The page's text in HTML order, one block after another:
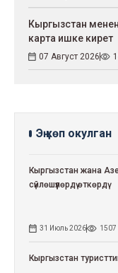
Кыргызстан
карта ишке кирет
07 Август 2026
Эң көп окулган
Кыргызстан жана
сүйлөшүүлөрдү өткөрдү
31 Июль 2026 1507
Кыргызстан